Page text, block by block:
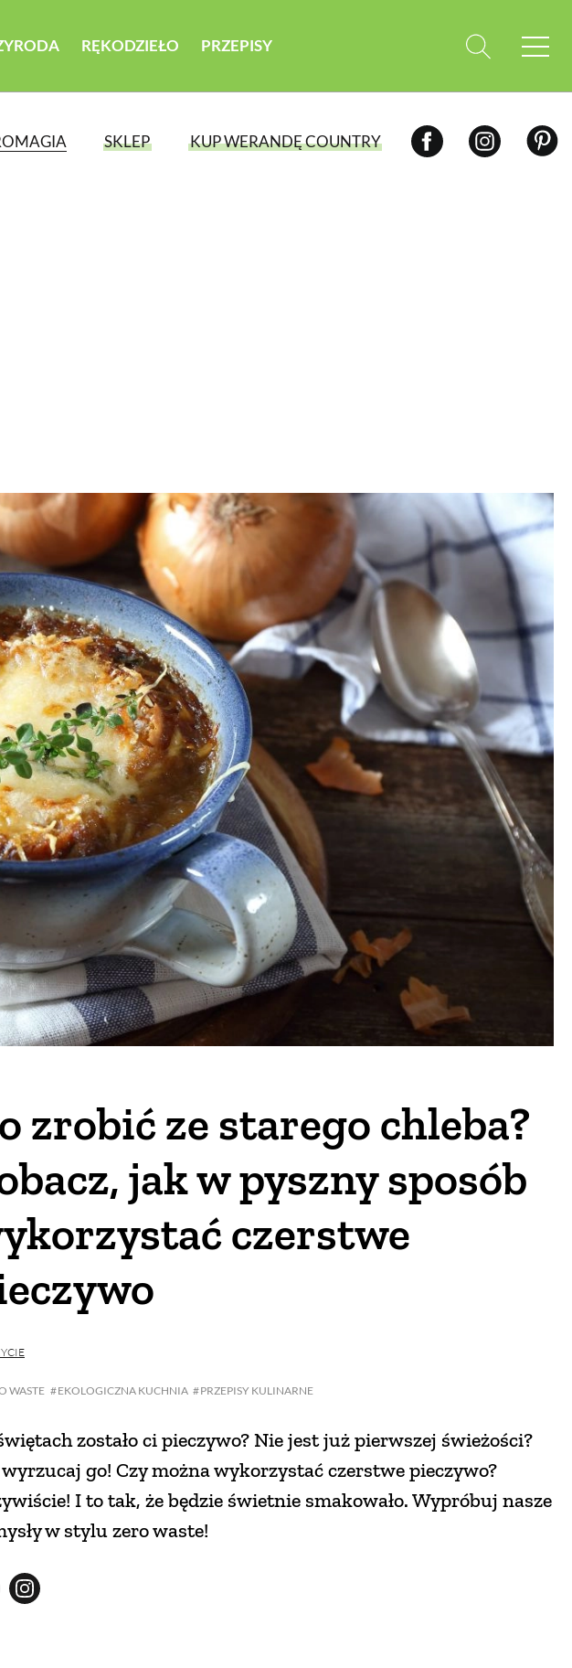
RĘKODZIEŁO PRZEPISY
SKLEP KUP WERANDĘ COUNTRY
zrobić ze starego chleba?
jak w pyszny sposób
czerstwe
WASTE EKOLOGICZNA KUCHNIA PRZEPISY KULINARNE
zostało ci pieczywo? Nie jest już pierwszej świeżości?
go! Czy można wykorzystać czerstwe pieczywo?
I to tak, że będzie świetnie smakowało. Wypróbuj nasze
w stylu zero waste!
PORADY ZIELEŃ W DOMU
URODA NATURALNA APTECZKA
ZWIERZĘTA DOMOWE
RĘKODZIEŁO RZEMIOSŁO
PRZYSTAWKI ZUPY
PRZETWORY INNE